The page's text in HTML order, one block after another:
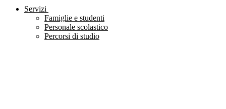
Servizi
Famiglie e studenti
Personale scolastico
Percorsi di studio